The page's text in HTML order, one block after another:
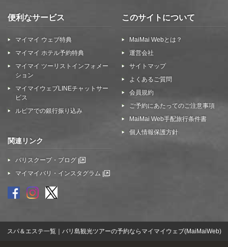
便利なサービス
マイマイ ウェブ特典
マイマイ ホテル予約特典
マイマイ ツーリストインフォメー
ション
マイマイウェブLINEチャットサー
ビス
ルピアでの銀行振り込み
このサイトについて
MaiMai Webとは？
運営会社
サイトマップ
よくあるご質問
会員規約
ご予約にあたってのご注意事項
MaiMai Web手配旅行条件書
個人情報保護方針
関連リンク
バリスクープ・ブログ
マイマイバリ・インスタグラム
スパ＆エステ一覧｜バリ島観光ツアーの予約ならマイマイウェブ(MaiMaiWeb)